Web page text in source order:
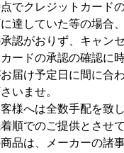
でクレジットカード
達していた等の場合、
認がおりず、キャン
ードの承認の確認に時
届け予定日に間に合
いませ。
様へは全数手配を致
順でのご提供とさせ
品は、メーカーの諸